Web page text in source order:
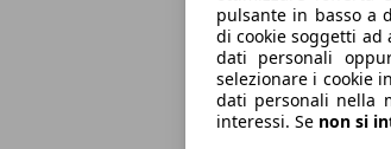
pulsante in basso a
di cookie soggetti ad
dati personali
selezionare i cookie
dati personali nella
interessi. Se non si